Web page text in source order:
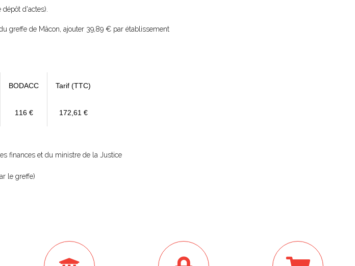
d'actes).
greffe de Mâcon, ajouter 39,89 € par établissement
BODACC Tarif (TTC)
116 € 172,61 €
finances et du ministre de la Justice
le greffe)